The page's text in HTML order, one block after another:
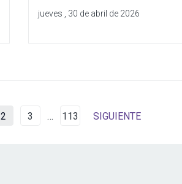
jueves , 30 de abril de 2026
2 3 … 113 SIGUIENTE